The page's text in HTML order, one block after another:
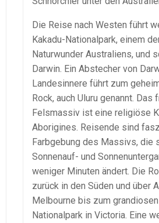
Die Reise nach Westen führt
Kakadu-Nationalpark, einem
Naturwunder Australiens, und
Darwin. Ein Abstecher von
Landesinnere führt zum
Rock, auch Uluru genannt. Das
Felsmassiv ist eine religiöse
Aborigines. Reisende sind
Farbgebung des Massivs, die
Sonnenauf- und
weniger Minuten ändert. Die
zurück in den Süden und über
Melbourne bis zum
Nationalpark in Victoria. Eine